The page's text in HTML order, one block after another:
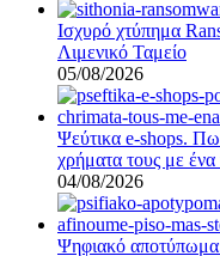
Ισχυρό χτύπημα
Λιμενικό Ταμείο
05/08/2026
Ψεύτικα e-shops.
χρήματα τους με ένα
04/08/2026
Ψηφιακό αποτύπωμα: